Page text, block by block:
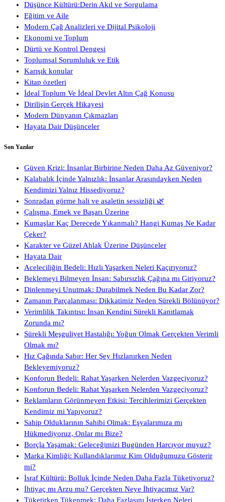
Düşünce Kültürü:Derin Akıl ve Sorgulama
Eğitim ve Aile
Modern Çağ Analizleri ve Dijital Psikoloji
Ekonomi ve Toplum
Dürtü ve Kontrol Dengesi
Toplumsal Sorumluluk ve Etik
Karışık konular
Kitap özetleri
İdeal Toplum Ve İdeal Devlet Altın Çağ Konusu
Dirilişin Gerçek Hikayesi
Modern Dünyanın Çıkmazları
Hayata Dair Düşünceler
Son Yazılar
Güven Krizi: İnsanlar Birbirine Neden Daha Az Güveniyor?
Kalabalık İçinde Yalnızlık: İnsanlar Arasındayken Neden
Kendimizi Yalnız Hissediyoruz?
Sonradan görme hali ve asaletin sessizliği 🌿
Çalışma, Emek ve Başarı Üzerine
Kumaşlar Kaç Derecede Yıkanmalı? Hangi Kumaş Ne Kadar
Çeker?
Karakter ve Güzel Ahlak Üzerine Düşünceler
Hayata Dair
Aceleciliğin Bedeli: Hızlı Yaşarken Neleri Kaçırıyoruz?
Beklemeyi Bilmeyen İnsan: Sabırsızlık Çağına mı Giriyoruz?
Dinlenmeyi Unutmak: Durabilmek Neden Bu Kadar Zor?
Zamanın Parçalanması: Dikkatimiz Neden Sürekli Bölünüyor?
Verimlilik Takıntısı: İnsan Kendini Sürekli Kanıtlamak
Zorunda mı?
Sürekli Meşguliyet Hastalığı: Yoğun Olmak Gerçekten Verimli
Olmak mı?
Hız Çağında Sabır: Her Şey Hızlanırken Neden
Bekleyemiyoruz?
Konforun Bedeli: Rahat Yaşarken Nelerden Vazgeçiyoruz?
Konforun Bedeli: Rahat Yaşarken Nelerden Vazgeçiyoruz?
Reklamların Görünmeyen Etkisi: Tercihlerimizi Gerçekten
Kendimiz mi Yapıyoruz?
Sahip Olduklarının Sahibi Olmak: Eşyalarımıza mı
Hükmediyoruz, Onlar mı Bize?
Borçla Yaşamak: Geleceğimizi Bugünden Harcıyor muyuz?
Marka Kimliği: Kullandıklarımız Kim Olduğumuzu Gösterir
mi?
İsraf Kültürü: Bolluk İçinde Neden Daha Fazla Tüketiyoruz?
İhtiyaç mı Arzu mu? Gerçekten Neye İhtiyacımız Var?
Tüketirken Tükenmek: Daha Fazlasını İsterken Neleri